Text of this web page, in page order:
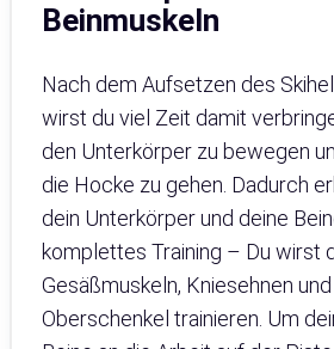
Beinmuskeln
Nach dem Aufsetzen des
wirst du viel Zeit damit
den Unterkörper zu bewegen
die Hocke zu gehen. Dadurch
dein Unterkörper und deine
komplettes Training – Du wirst
Gesäßmuskeln, Kniesehnen und
Oberschenkel trainieren. Um